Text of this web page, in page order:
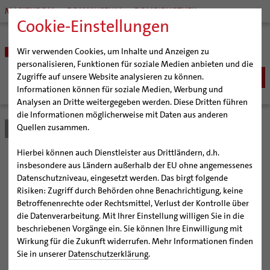
Cookie-Einstellungen
Wir verwenden Cookies, um Inhalte und Anzeigen zu
personalisieren, Funktionen für soziale Medien anbieten und die
Zugriffe auf unsere Website analysieren zu können.
Informationen können für soziale Medien, Werbung und
Analysen an Dritte weitergegeben werden. Diese Dritten führen
die Informationen möglicherweise mit Daten aus anderen
Quellen zusammen.
Hierbei können auch Dienstleister aus Drittländern, d.h.
insbesondere aus Ländern außerhalb der EU ohne angemessenes
Datenschutzniveau, eingesetzt werden. Das birgt folgende
Risiken: Zugriff durch Behörden ohne Benachrichtigung, keine
Betroffenenrechte oder Rechtsmittel, Verlust der Kontrolle über
die Datenverarbeitung. Mit Ihrer Einstellung willigen Sie in die
beschriebenen Vorgänge ein. Sie können Ihre Einwilligung mit
Wirkung für die Zukunft widerrufen. Mehr Informationen finden
Sie in unserer Datenschutzerklärung.
MARIENDOM DOMMUSEUM DOMBIBLIOTHEK
BISTUM
Bischöfe
Weihbischof Dr. Martin Marahrens
Bischof em. Norbert Trelle
Weihbischof em. Bongartz
Weihbischof em. Schwerdtfeger
Weihbischof em. Koitz
Bischof em. Dr. Wüstenberg
Generalvikariat
Gremien
Diözesangericht
Gemeindegremien
Pfarrgemeinden
Hildesheimer Dom
Virtueller Rundgang durch den Dom
Tausendjähriger Rosenstock
Die Hildesheimer Dommusik
Wallfahrten | Pilgern
Termine Wallfahrten und Pilgern
Jakobswege im Bistum Hildesheim
Veranstaltungen
Strategieprozess
Jugend
Bistum Hildesheim
Begegnung der
Niedersächsischen
Landesregierung mit der
Katholischen Kirche
Niedersachsen